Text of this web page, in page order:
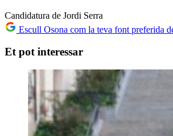
Candidatura de Jordi Serra
Escull Osona com la teva font preferida
Et pot interessar